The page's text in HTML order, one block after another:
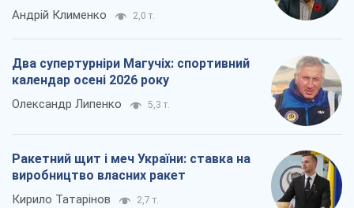
Андрій Клименко 2,0 т.
Два супертурніри Магучіх: спортивний
календар осені 2026 року
Олександр Липенко 5,3 т.
Ракетний щит і меч України: ставка на
виробництво власних ракет
Кирило Татарінов 2,7 т.